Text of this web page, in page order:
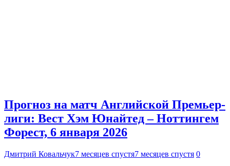
Прогноз на матч Английской Премьер-
лиги: Вест Хэм Юнайтед – Ноттингем
Форест, 6 января 2026
Дмитрий Ковальчук7 месяцев спустя7 месяцев спустя 0